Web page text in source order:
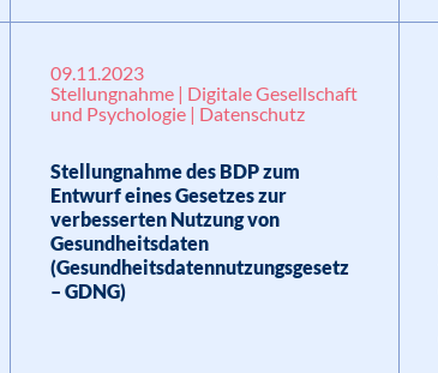
09.11.2023
Stellungnahme | Digitale Gesellschaft
und Psychologie | Datenschutz
Stellungnahme des BDP zum
Entwurf eines Gesetzes zur
verbesserten Nutzung von
Gesundheitsdaten
(Gesundheitsdatennutzungsgesetz
– GDNG)